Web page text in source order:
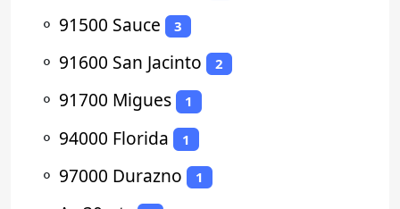
⚬ 91500 Sauce 3
⚬ 91600 San Jacinto 2
⚬ 91700 Migues 1
⚬ 94000 Florida 1
⚬ 97000 Durazno 1